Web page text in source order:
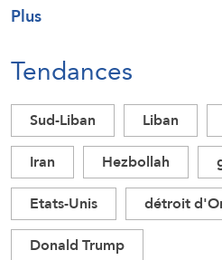
Plus
Tendances
Sud-Liban Liban
Iran
Hezbollah
Etats-Unis
détroit
Donald Trump